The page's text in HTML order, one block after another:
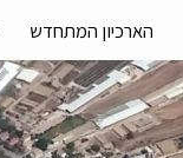
הארכיון המתחדש